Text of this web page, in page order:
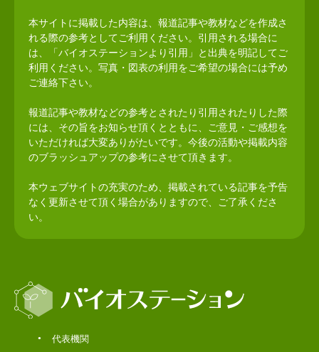
代表機関
本サイトに掲載した内容は、報道記事や教材などを作成さ
れる際の参考としてご利用ください。引用される場合に
は、「バイオステーションより引用」と出典を明記してご
利用ください。写真・図表の利用をご希望の場合には予め
ご連絡下さい。
報道記事や教材などの参考とされたり引用されたりした際
には、その旨をお知らせ頂くとともに、ご意見・ご感想を
いただければ大変ありがたいです。今後の活動や掲載内容
のブラッシュアップの参考にさせて頂きます。
本ウェブサイトの充実のため、掲載されている記事を予告
なく更新させて頂く場合がありますので、ご了承くださ
い。